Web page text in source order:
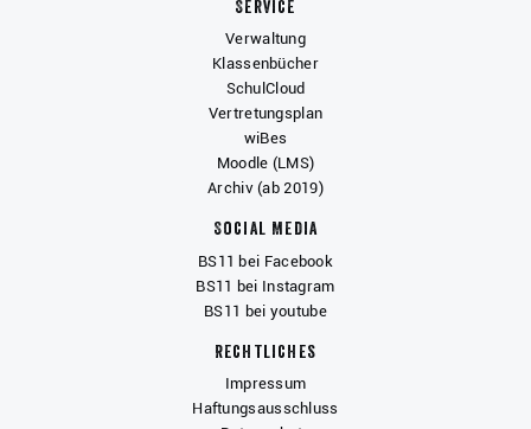
Service
Verwaltung
Klassenbücher
SchulCloud
Vertretungsplan
wiBes
Moodle (LMS)
Archiv (ab 2019)
Social Media
BS11 bei Facebook
BS11 bei Instagram
BS11 bei youtube
Rechtliches
Impressum
Haftungsausschluss